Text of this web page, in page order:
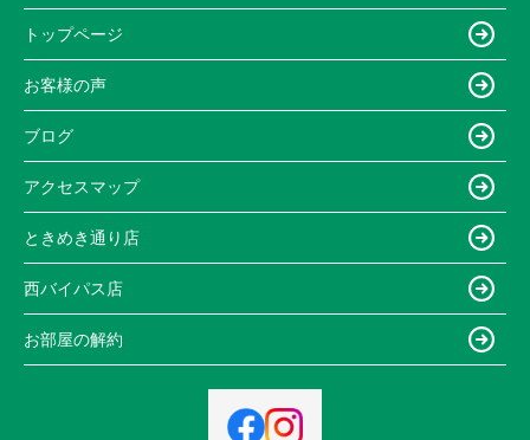
トップページ
お客様の声
ブログ
アクセスマップ
ときめき通り店
西バイパス店
お部屋の解約